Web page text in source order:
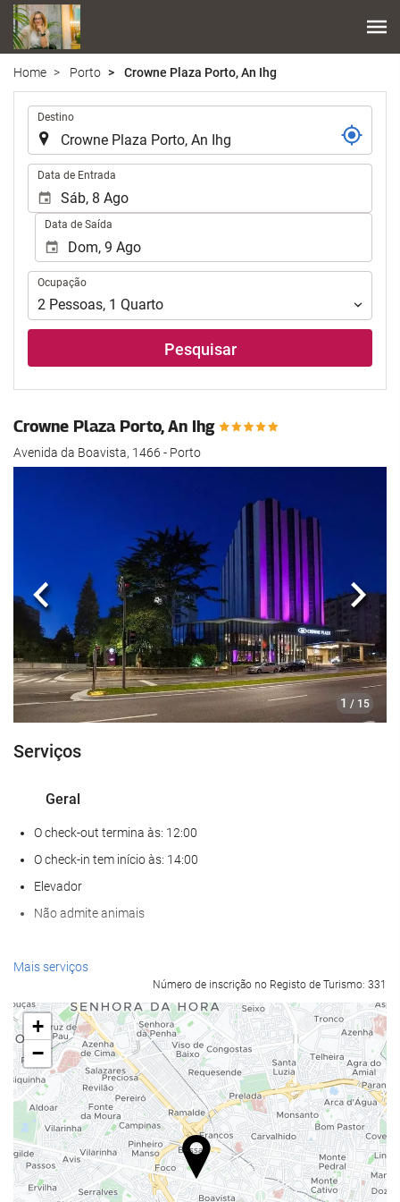
Home Porto Crowne Plaza Porto, An Ihg
Destino
Data de Entrada
Data de Saída
Ocupação
Ocupação
2 Pessoas, 1 Quarto
Pesquisar
Crowne Plaza Porto, An Ihg
Avenida da Boavista, 1466 - Porto
1 / 15
Anterior
Serviços
Geral
O check-out termina às: 12:00
O check-in tem início às: 14:00
Elevador
Não admite animais
Serviços de receção
Sala para bagagem
Alimentação e bebidas
Restaurante à la carte
Bar
Parque de estacionamento
Mais serviços
Número de inscrição no Registo de Turismo: 331
+
−